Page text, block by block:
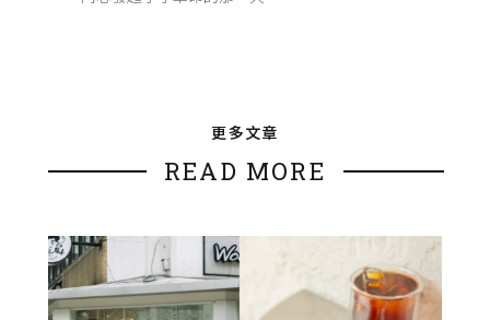
更多文章
READ MORE